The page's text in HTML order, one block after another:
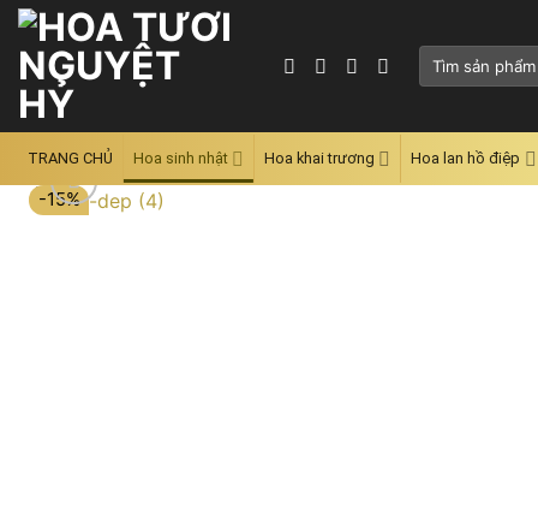
Skip
content
Tìm
TRANG CHỦ Hoa sinh nhật Hoa khai trương Hoa lan hồ điệp
-15%